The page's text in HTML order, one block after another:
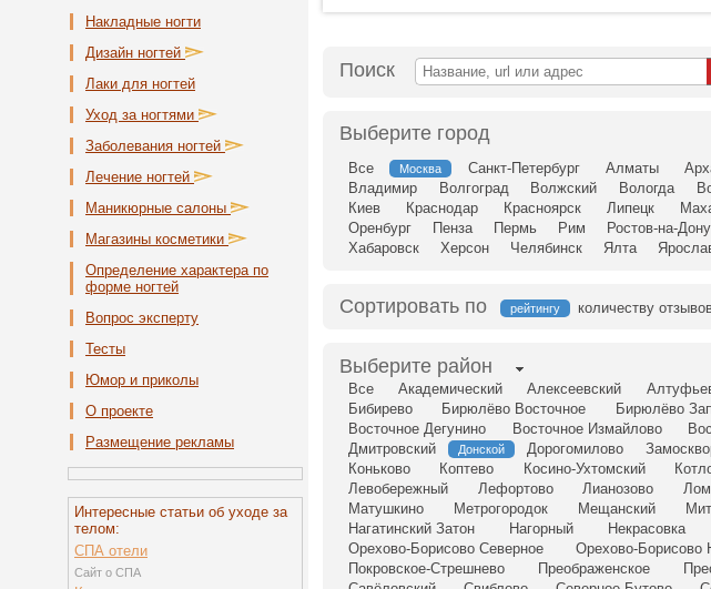
Накладные ногти
Дизайн ногтей
Лаки для ногтей
Уход за ногтями
Заболевания ногтей
Лечение ногтей
Маникюрные салоны
Магазины косметики
Определение характера по
форме ногтей
Вопрос эксперту
Тесты
Юмор и приколы
О проекте
Размещение рекламы
Интересные статьи об уходе за
телом:
СПА отели
Сайт о СПА
Поиск
Выберите город
Все Москва Санкт-Петербург Алматы
Владимир
Волгоград Волжский Вологда
Киев
Краснодар Красноярск Липецк
Оренбург
Пенза Пермь Рим Ростов-на-Дону
Хабаровск
Херсон Челябинск Ялта
Сортировать по рейтингу количеству
Выберите район
Все Академический Алексеевский
Бибирево
Бирюлёво Восточное Бирюлёво
Восточное Дегунино
Восточное Измайлово
Дмитровский
Донской Дорогомилово
Коньково
Коптево Косино-Ухтомский
Левобережный
Лефортово Лианозово
Матушкино
Метрогородок Мещанский
Нагатинский Затон
Нагорный Некрасовка
Орехово-Борисово Северное
Орехово-Борисово
Покровское-Стрешнево
Преображенское